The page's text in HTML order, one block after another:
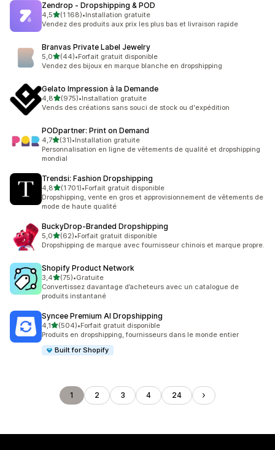
Zendrop ‑ Dropshipping & POD
4,5étoile(s) sur 5
(1 168)
1168 avis au total
•Installation gratuite
Vendez des produits aux prix les plus bas et livraison rapide
Branvas Private Label Jewelry
5,0étoile(s) sur 5
(44)
44 avis au total
•Forfait gratuit disponible
Vendez des bijoux en marque blanche en dropshipping
Gelato Impression à la Demande
4,8étoile(s) sur 5
(975)
975 avis au total
•Installation gratuite
Vends des créations sans souci de stock ou d'expédition
PODpartner: Print on Demand
4,7étoile(s) sur 5
(31)
31 avis au total
•Installation gratuite
Personnalisation en ligne de vêtements de qualité et dropshipping
mondial
Trendsi: Fashion Dropshipping
4,8étoile(s) sur 5
(1 701)
1701 avis au total
•Forfait gratuit disponible
Dropshipping, vente en gros et approvisionnement de vêtements de
mode de haute qualité
BuckyDrop‑Branded Dropshipping
5,0étoile(s) sur 5
(62)
62 avis au total
•Forfait gratuit disponible
Dropshipping de marque avec fournisseur chinois et marque propre.
Shopify Product Network
3,4étoile(s) sur 5
(75)
75 avis au total
•Gratuite
Convertissez davantage d’acheteurs avec un catalogue de
produits instantané
Syncee Premium AI Dropshipping
4,1étoile(s) sur 5
(504)
504 avis au total
•Forfait gratuit disponible
Produits en dropshipping, fournisseurs dans le monde entier
Built for Shopify
1 2 3 4 24